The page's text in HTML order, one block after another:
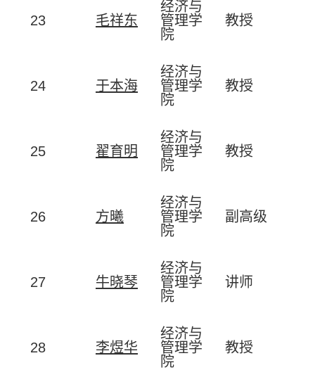
23 毛祥东
经济与
管理学
院
教授
24 于本海
经济与
管理学
院
教授
25 翟育明
经济与
管理学
院
教授
26 方曦
经济与
管理学
院
副高级
27 牛晓琴
经济与
管理学
院
讲师
28 李煜华
经济与
管理学
院
教授